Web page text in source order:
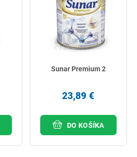
Sunar Premium 2
23,89 €
DO KOŠÍKA